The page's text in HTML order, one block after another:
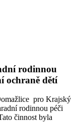
rodinnou
ochraně dětí
pro Krajský
rodinnou péči
činnost byla